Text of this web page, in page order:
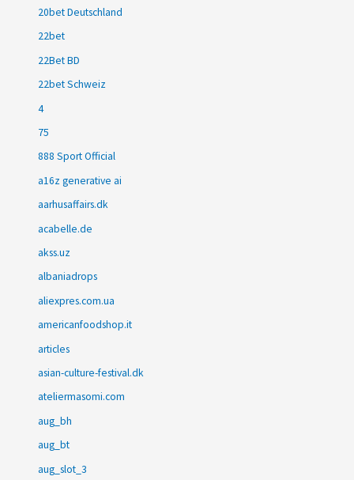
20bet Deutschland
22bet
22Bet BD
22bet Schweiz
4
75
888 Sport Official
a16z generative ai
aarhusaffairs.dk
acabelle.de
akss.uz
albaniadrops
aliexpres.com.ua
americanfoodshop.it
articles
asian-culture-festival.dk
ateliermasomi.com
aug_bh
aug_bt
aug_slot_3